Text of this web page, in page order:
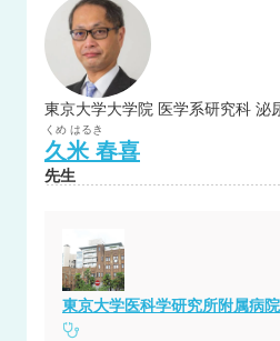
東京大学大学院 医学系研究科 泌
くめ はるき
久米 春喜
先生
東京大学医科学研究所附属病院